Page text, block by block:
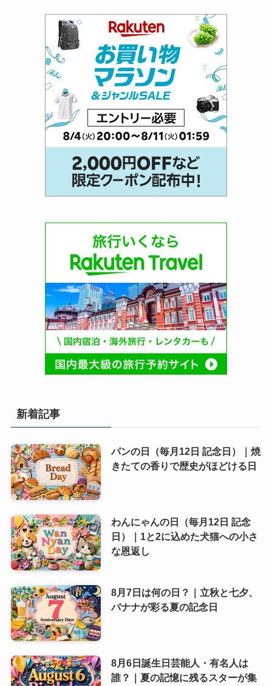
新着記事
パンの日（毎月12日 記念日）｜焼
きたての香りで歴史がほどける日
わんにゃんの日（毎月12日 記念
日）｜1と2に込めた犬猫への小さ
な恩返し
8月7日は何の日？｜立秋と七夕、
バナナが彩る夏の記念日
8月6日誕生日芸能人・有名人は
誰？｜夏の記憶に残るスターが集